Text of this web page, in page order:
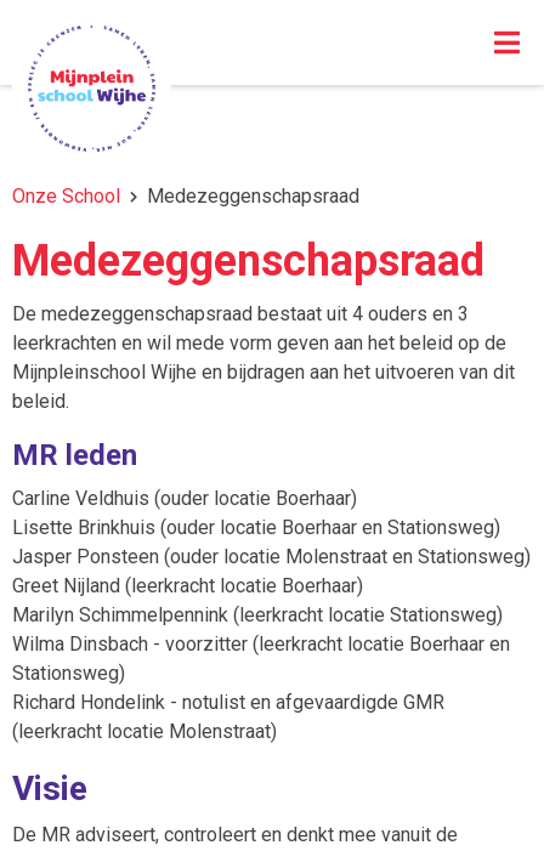
Onze School Medezeggenschapsraad
Medezeggenschapsraad
De medezeggenschapsraad bestaat uit 4 ouders en 3
leerkrachten en wil mede vorm geven aan het beleid op de
Mijnpleinschool Wijhe en bijdragen aan het uitvoeren van dit
beleid.
MR leden
Carline Veldhuis (ouder locatie Boerhaar)
Lisette Brinkhuis (ouder locatie Boerhaar en Stationsweg)
Jasper Ponsteen (ouder locatie Molenstraat en Stationsweg)
Greet Nijland (leerkracht locatie Boerhaar)
Marilyn Schimmelpennink (leerkracht locatie Stationsweg)
Wilma Dinsbach - voorzitter (leerkracht locatie Boerhaar en
Stationsweg)
Richard Hondelink - notulist en afgevaardigde GMR
(leerkracht locatie Molenstraat)
Visie
De MR adviseert, controleert en denkt mee vanuit de